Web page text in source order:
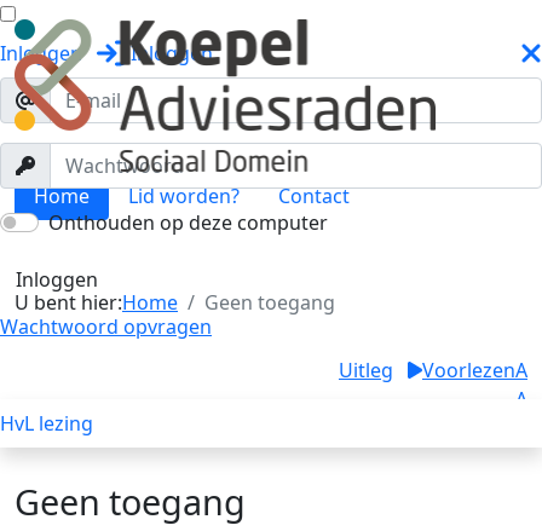
Inloggen Inloggen
Onthouden op deze computer
Inloggen
Wachtwoord opvragen
HvL lezing
Home Lid worden? Contact
U bent hier:Home Geen toegang
Uitleg VoorlezenA
A
Geen toegang